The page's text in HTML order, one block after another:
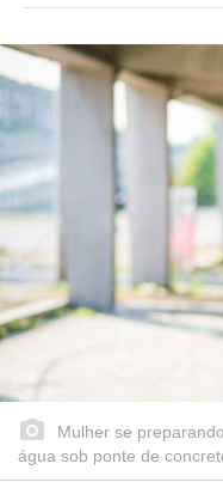
Mulher se
água sob ponte de